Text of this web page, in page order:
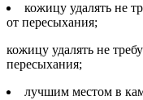
кожицу удалять не
от пересыхания;
кожицу удалять не
пересыхания;
лучшим местом в